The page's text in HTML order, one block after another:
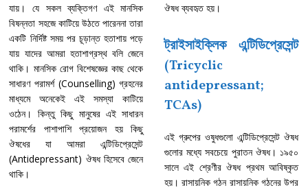
যায়। যে সকল ব্যক্তিগণ এই মানসিক
বিষন্নতা সহজে কাটিয়ে উঠতে পারেননা তারা
একটি নির্দিষ্ট সময় পর চূড়ান্ত হতাশায় পড়ে
যায় যাদের আমরা হতাশাগ্রস্থ বলি জেনে
থাকি। মানসিক রোগ বিশেষজ্ঞের কাছ থেকে
সাধারণ পরামর্শ (Counselling) গ্রহনের
মাধ্যমে অনেকেই এই সমস্যা কাটিয়ে
ওঠেন। কিন্তু কিছু মানুষের এই সাধারন
পরামর্শের পাশাপাশি প্রয়োজন হয় কিছু
ঔষধের যা আমরা এন্টিডিপ্রেসেন্ট
(Antidepressant) ঔষধ হিসেবে জেনে
থাকি।
ঔষধ ব্যবহৃত হয়।
ট্রাইসাইক্লিক এন্টিডিপ্রেসেন্ট
(Tricyclic
antidepressant;
TCAs)
এই গ্রুপের ওষুধগুলো এন্টিডিপ্রেসেন্ট ঔষধ
গুলোর মধ্যে সবচেয়ে পুরাতন ঔষধ। ১৯৫০
সালে এই শ্রেণীর ঔষধ প্রথম আবিষ্কৃত
হয়। রাসায়নিক গঠন রাসায়নিক গঠনের উপর